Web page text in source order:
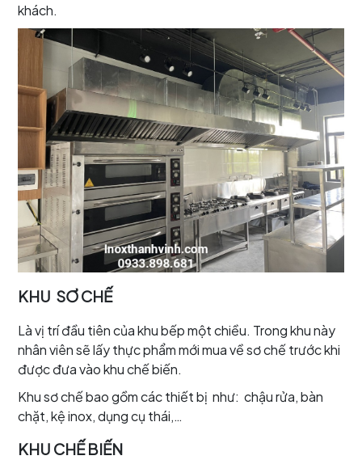
khách.
KHU SƠ CHẾ
Là vị trí đầu tiên của khu bếp một chiều. Trong khu này
nhân viên sẽ lấy thực phẩm mới mua về sơ chế trước khi
được đưa vào khu chế biến.
Khu sơ chế bao gồm các thiết bị như: chậu rửa, bàn
chặt, kệ inox, dụng cụ thái,…
KHU CHẾ BIẾN